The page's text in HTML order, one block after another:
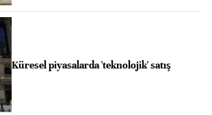
Küresel piyasalarda 'teknolojik' satış